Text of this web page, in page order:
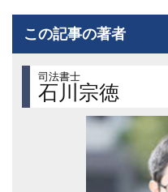
この記事の著者
司法書士
石川宗徳